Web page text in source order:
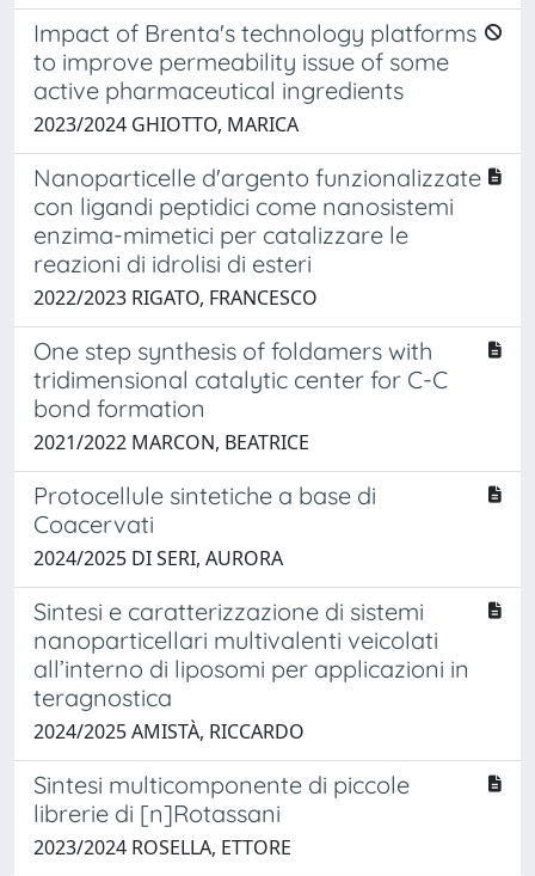
Impact of Brenta's technology platforms
to improve permeability issue of some
active pharmaceutical ingredients
2023/2024 GHIOTTO, MARICA
Nanoparticelle d'argento funzionalizzate
con ligandi peptidici come nanosistemi
enzima-mimetici per catalizzare le
reazioni di idrolisi di esteri
2022/2023 RIGATO, FRANCESCO
One step synthesis of foldamers with
tridimensional catalytic center for C-C
bond formation
2021/2022 MARCON, BEATRICE
Protocellule sintetiche a base di
Coacervati
2024/2025 DI SERI, AURORA
Sintesi e caratterizzazione di sistemi
nanoparticellari multivalenti veicolati
all’interno di liposomi per applicazioni in
teragnostica
2024/2025 AMISTÀ, RICCARDO
Sintesi multicomponente di piccole
librerie di [n]Rotassani
2023/2024 ROSELLA, ETTORE